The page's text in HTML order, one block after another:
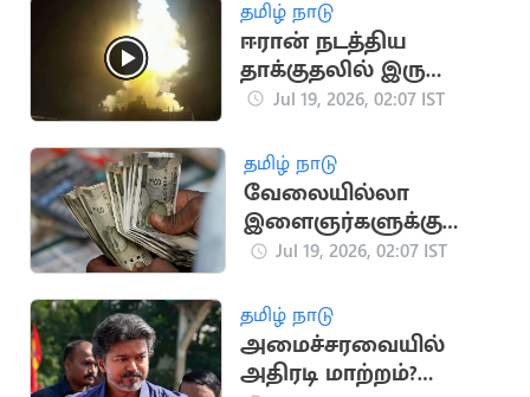
தமிழ் நாடு
ஈரான் நடத்திய
தாக்குதலில் இரு
அமெரிக்க வீரர்கள்
Jul 19, 2026, 02:07 IST
தமிழ் நாடு
வேலையில்லா
இளைஞர்களுக்கு
ஜாக்பாட்!
ரூ.4,000 ஆக
உயர்கிறது
Jul 19, 2026, 02:07 IST
தமிழ் நாடு
அமைச்சரவையில்
அதிரடி மாற்றம்?